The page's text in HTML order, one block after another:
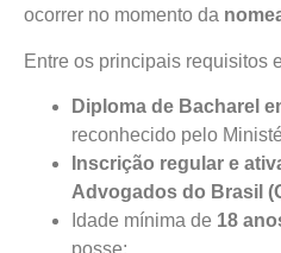
ocorrer no momento da
Entre os principais requisitos
Diploma de Bacharel
reconhecido pelo
Inscrição regular e
Advogados do Brasil
Idade mínima de 18